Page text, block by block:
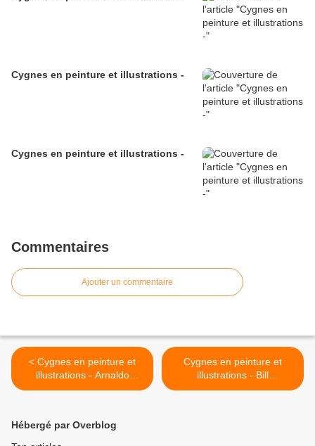
Cygnes en peinture et illustrations -
Cygnes en peinture et illustrations -
Commentaires
Ajouter un commentaire
< Cygnes en peinture et
illustrations - Arnaldo
Mirasol
Cygnes en peinture et
illustrations - Bill
Worthington >
Hébergé par Overblog